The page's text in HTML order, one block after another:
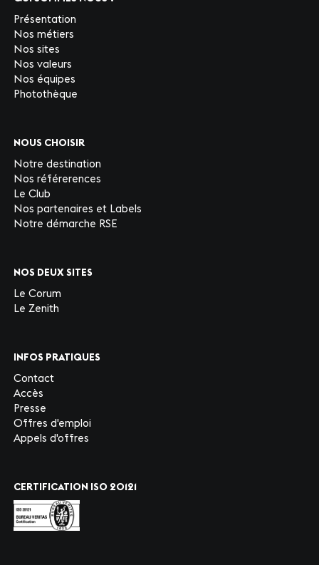
Présentation
Nos métiers
Nos sites
Nos valeurs
Nos équipes
Photothèque
NOUS CHOISIR
Notre destination
Nos référerences
Le Club
Nos partenaires et Labels
Notre démarche RSE
NOS DEUX SITES
Le Corum
Le Zenith
INFOS PRATIQUES
Contact
Accès
Presse
Offres d'emploi
Appels d'offres
CERTIFICATION ISO 20121